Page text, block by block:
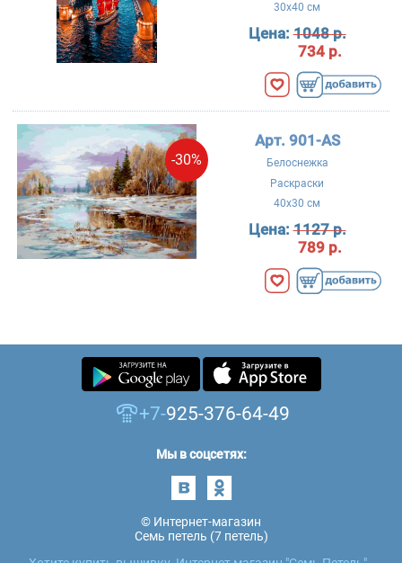
30x40 см
Цена:1048 р.
734 р.
-30%
Арт. 901-AS
Белоснежка
Раскраски
40x30 см
Цена:1127 р.
789 р.
+7-925-376-64-49
Мы в соцсетях:
© Интернет-магазин
Семь петель (7 петель)